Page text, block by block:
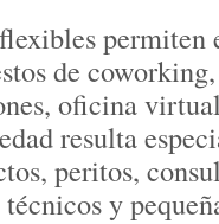
permiten
de
oficina
resulta
peritos,
y